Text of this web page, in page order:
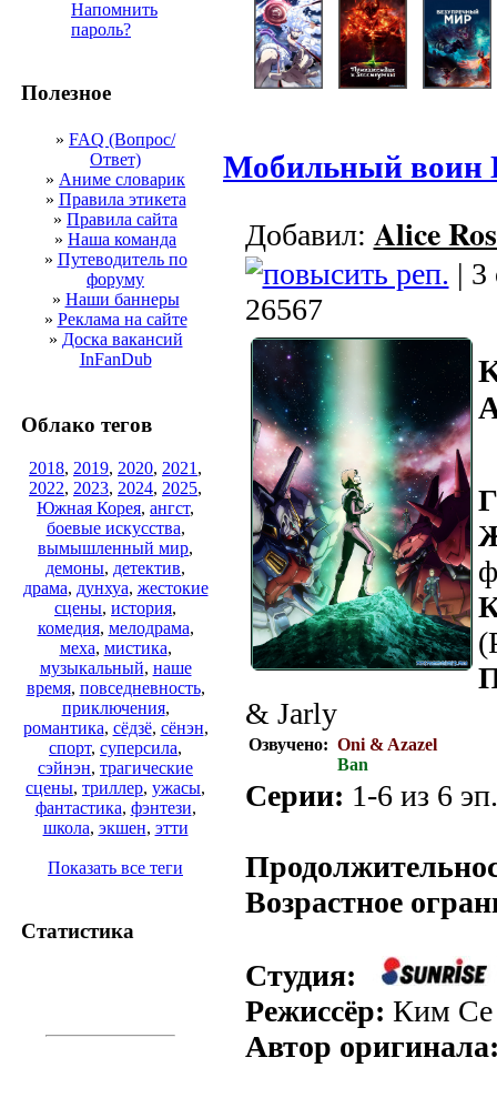
Напомнить
пароль?
Полезное
» FAQ (Вопрос/
Ответ)
» Аниме словарик
» Правила этикета
» Правила сайта
» Наша команда
» Путеводитель по
форуму
» Наши баннеры
» Реклама на сайте
» Доска вакансий
InFanDub
Облако тегов
2018, 2019, 2020, 2021 ,
2022, 2023, 2024, 2025,
Южная Корея, ангст,
боевые искусства,
вымышленный мир,
демоны, детектив,
драма, дунхуа, жестокие
сцены, история,
комедия, мелодрама,
меха, мистика,
музыкальный, наше
время, повседневность,
приключения,
романтика, сёдзё, сёнэн,
спорт, суперсила,
сэйнэн, трагические
сцены, триллер, ужасы,
фантастика, фэнтези,
школа, экшен, этти
Показать все теги
Статистика
Мобильный воин
Добавил: Alice
| 3
26567
& Jarly
Озвучено: Oni & Azazel
Ban
Серии: 1-6 из 6 эп.
Возрастное
Студия:
Режиссёр: Ким
Автор